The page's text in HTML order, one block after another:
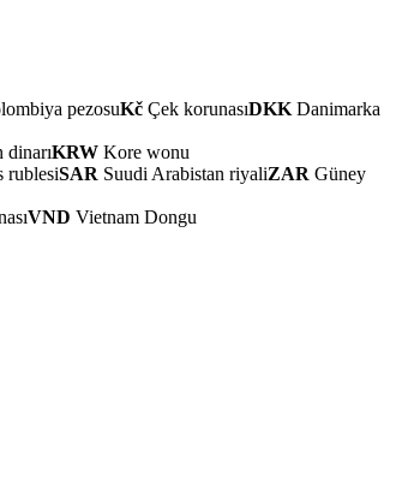
pezosuKč Çek korunasıDKK Danimarka
dinarıKRW Kore wonu
rublesiSAR Suudi Arabistan riyaliZAR Güney
VND Vietnam Dongu